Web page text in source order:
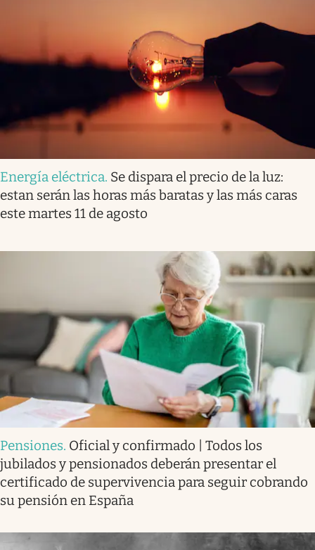
Energía eléctrica. Se dispara el precio de la luz:
estan serán las horas más baratas y las más caras
este martes 11 de agosto
Pensiones. Oficial y confirmado | Todos los
jubilados y pensionados deberán presentar el
certificado de supervivencia para seguir cobrando
su pensión en España